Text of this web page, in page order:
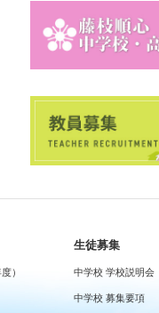
）
生徒募集
中学校 学校説明会
中学校 募集要項